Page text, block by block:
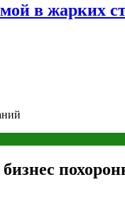
в жарких